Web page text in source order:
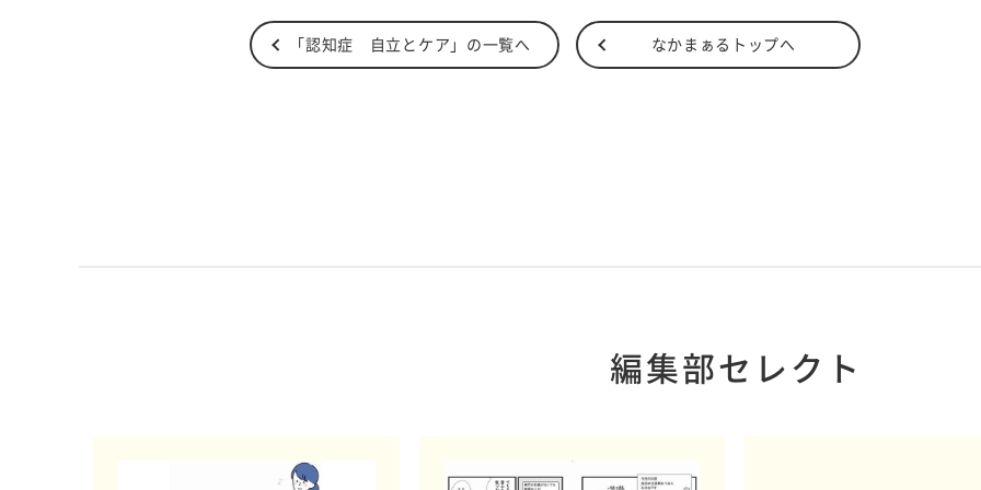
「認知症 自立とケア」の一覧へ なかまぁるトップへ
編集部セレクト